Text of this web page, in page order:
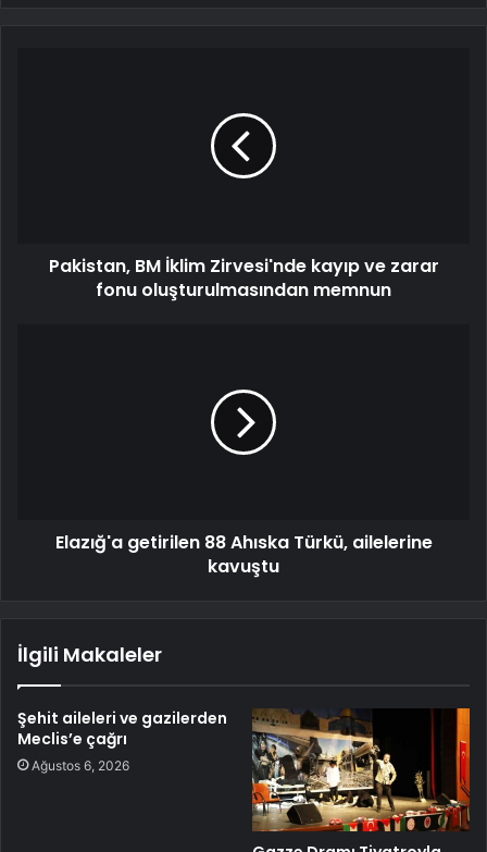
Pakistan, BM İklim Zirvesi'nde kayıp ve zarar
fonu oluşturulmasından memnun
Elazığ'a getirilen 88 Ahıska Türkü, ailelerine
kavuştu
İlgili Makaleler
Şehit aileleri ve gazilerden
Meclis’e çağrı
Ağustos 6, 2026